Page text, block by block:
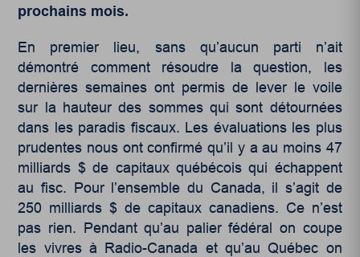
prochains mois.
En premier lieu, sans qu’aucun parti n’ait
démontré comment résoudre la question, les
dernières semaines ont permis de lever le voile
sur la hauteur des sommes qui sont détournées
dans les paradis fiscaux. Les évaluations les plus
prudentes nous ont confirmé qu’il y a au moins 47
milliards $ de capitaux québécois qui échappent
au fisc. Pour l’ensemble du Canada, il s’agit de
250 milliards $ de capitaux canadiens. Ce n’est
pas rien. Pendant qu’au palier fédéral on coupe
les vivres à Radio-Canada et qu’au Québec on